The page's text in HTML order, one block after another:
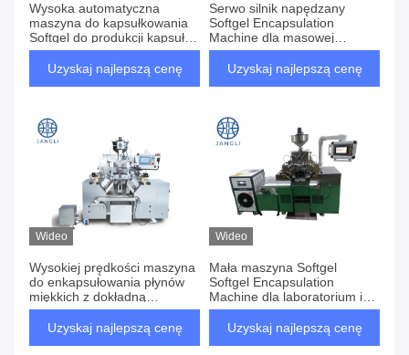
Wysoka automatyczna
maszyna do kapsułkowania
Softgel do produkcji kapsułek
na dużą skalę
Uzyskaj najlepszą cenę
Serwo silnik napędzany
Softgel Encapsulation
Machine dla masowej
produkcji farmaceutycznej
Uzyskaj najlepszą cenę
Wideo
Wysokiej prędkości maszyna
do enkapsułowania płynów
miękkich z dokładną
objętością napełniania
kapsułek
Uzyskaj najlepszą cenę
Wideo
Mała maszyna Softgel
Softgel Encapsulation
Machine dla laboratorium i
centrum badawczo-
rozwojowego
Uzyskaj najlepszą cenę